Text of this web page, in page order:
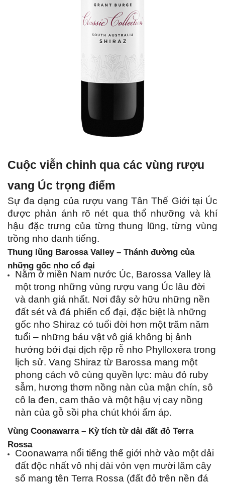
Cuộc viễn chinh qua các vùng rượu
vang Úc trọng điểm
Sự đa dạng của rượu vang Tân Thế Giới tại Úc
được phản ánh rõ nét qua thổ nhưỡng và khí
hậu đặc trưng của từng thung lũng, từng vùng
trồng nho danh tiếng.
Thung lũng Barossa Valley – Thánh đường của
những gốc nho cổ đại
Nằm ở miền Nam nước Úc, Barossa Valley là
một trong những vùng rượu vang Úc lâu đời
và danh giá nhất. Nơi đây sở hữu những nền
đất sét và đá phiến cổ đại, đặc biệt là những
gốc nho Shiraz có tuổi đời hơn một trăm năm
tuổi – những báu vật vô giá không bị ảnh
hưởng bởi đại dịch rệp rễ nho Phylloxera trong
lịch sử. Vang Shiraz từ Barossa mang một
phong cách vô cùng quyền lực: màu đỏ ruby
sẫm, hương thơm nồng nàn của mận chín, sô
cô la đen, cam thảo và một hậu vị cay nồng
nàn của gỗ sồi pha chút khói ấm áp.
Vùng Coonawarra – Kỳ tích từ dải đất đỏ Terra
Rossa
Coonawarra nổi tiếng thế giới nhờ vào một dải
đất độc nhất vô nhị dài vỏn vẹn mười lăm cây
số mang tên Terra Rossa (đất đỏ trên nền đá